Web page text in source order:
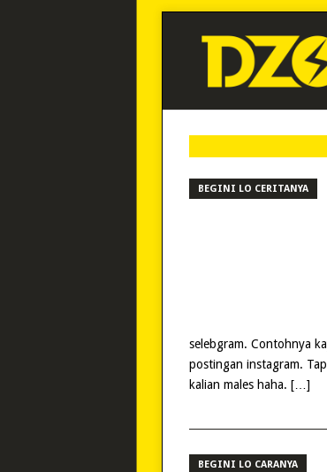
BEGINI LO CERITANYA
selebgram. Contohnya
postingan instagram.
kalian males haha. […]
BEGINI LO CARANYA